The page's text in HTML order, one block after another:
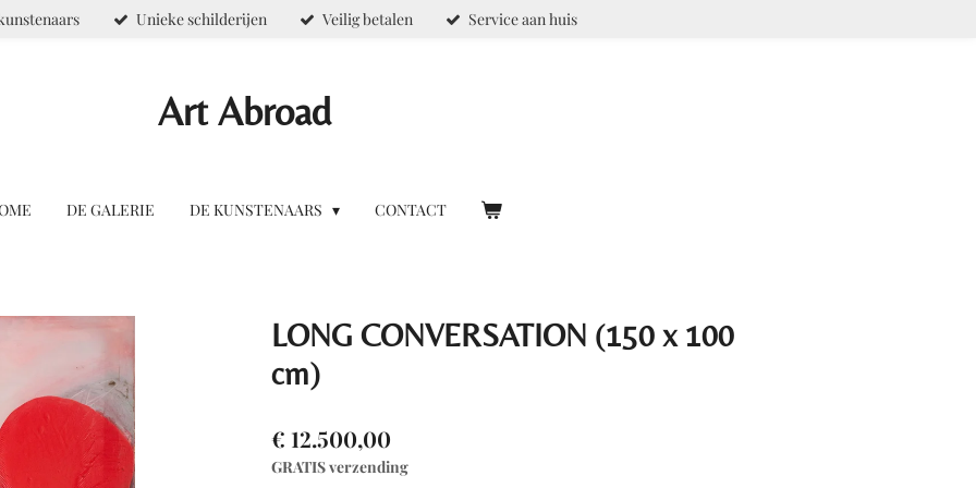
Unieke schilderijen Veilig betalen Service aan huis
Art Abroad
DE GALERIE DE KUNSTENAARS CONTACT
LONG CONVERSATION (150 x 100
cm)
€ 12.500,00
GRATIS verzending